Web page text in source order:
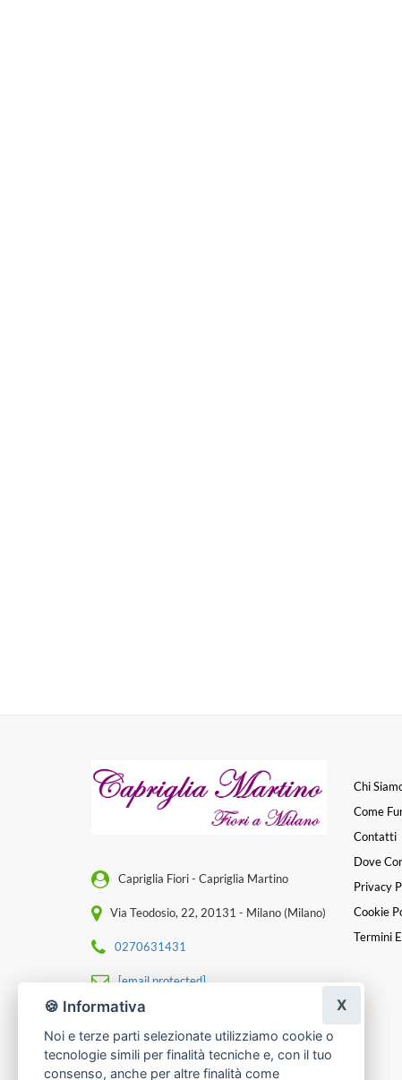
Capriglia Fiori - Capriglia Martino
Via Teodosio, 22, 20131 - Milano (Milano)
0270631431
[email protected]
P. IVA 11349220159
Chi
Come
Contatti
Dove
Privacy
Cookie
Termini
🍪 Informativa
Noi e terze parti selezionate utilizziamo cookie o
tecnologie simili per finalità tecniche e, con il tuo
consenso, anche per altre finalità come
X